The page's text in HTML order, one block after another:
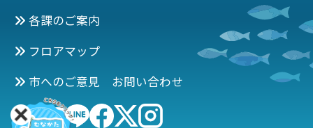
各課のご案内
フロアマップ
市へのご意見 お問い合わせ